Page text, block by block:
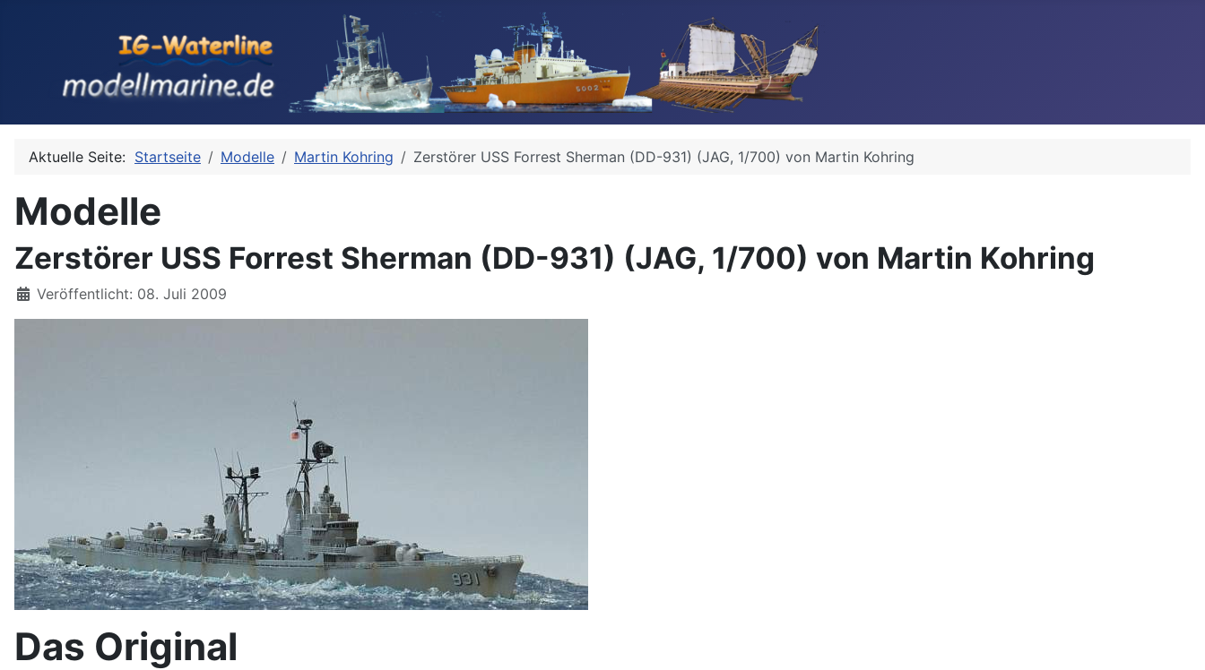
Aktuelle Seite: Startseite Modelle Martin Kohring Zerstörer USS Forrest Sherman (DD-931) (JAG, 1/700) von Martin Kohring
Modelle
Zerstörer USS Forrest Sherman (DD-931) (JAG, 1/700) von Martin Kohring
Details
Veröffentlicht: 08. Juli 2009
Das Original